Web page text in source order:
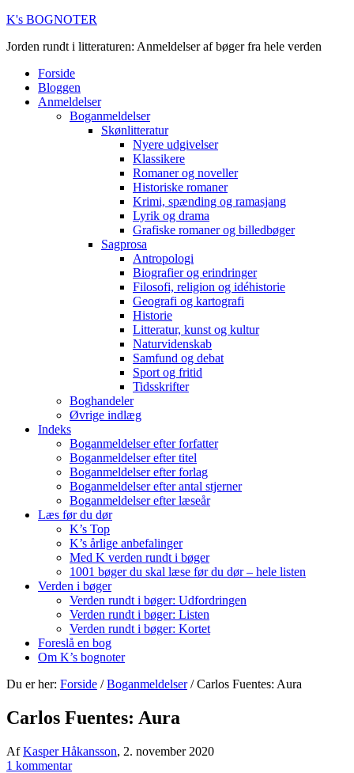
K's BOGNOTER
Jorden rundt i litteraturen: Anmeldelser af bøger fra hele verden
Forside
Bloggen
Anmeldelser
Boganmeldelser
Skønlitteratur
Nyere udgivelser
Klassikere
Romaner og noveller
Historiske romaner
Krimi, spænding og ramasjang
Lyrik og drama
Grafiske romaner og billedbøger
Sagprosa
Antropologi
Biografier og erindringer
Filosofi, religion og idéhistorie
Geografi og kartografi
Historie
Litteratur, kunst og kultur
Naturvidenskab
Samfund og debat
Sport og fritid
Tidsskrifter
Boghandeler
Øvrige indlæg
Indeks
Boganmeldelser efter forfatter
Boganmeldelser efter titel
Boganmeldelser efter forlag
Boganmeldelser efter antal stjerner
Boganmeldelser efter læseår
Læs før du dør
K’s Top
K’s årlige anbefalinger
Med K verden rundt i bøger
1001 bøger du skal læse før du dør – hele listen
Verden i bøger
Verden rundt i bøger: Udfordringen
Verden rundt i bøger: Listen
Verden rundt i bøger: Kortet
Foreslå en bog
Om K’s bognoter
Du er her: Forside / Boganmeldelser /Carlos Fuentes: Aura
Carlos Fuentes: Aura
AfKasper Håkansson, 2. november 2020
1 kommentar